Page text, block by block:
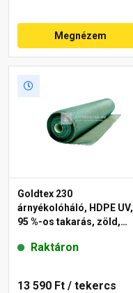
Megnézem
Goldtex 230
árnyékolóháló, HDPE UV,
95 %-os takarás, zöld,
Raktáron
13 590 Ft / tekercs